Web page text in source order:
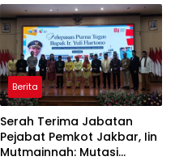
Berita
Serah Terima Jabatan
Pejabat Pemkot Jakbar, Iin
Mutmainnah: Mutasi